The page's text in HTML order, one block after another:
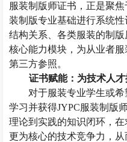
服装制版师证书，正是聚
装制版专业基础进行系统性
结构关系、各类服装的制
核心能力模块，为从业者
第三方参照。
证书赋能：为技术人
对于服装专业学生或
学习并获得JYPC服装制版
理论到实践的知识闭环，在
更为核心的技术竞争力，